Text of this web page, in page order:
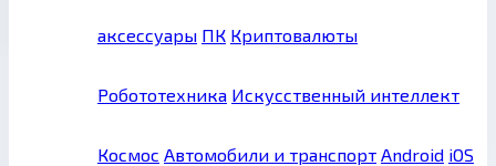
аксессуары ПК Криптовалюты
Робототехника Искусственный интеллект
Космос Автомобили и транспорт Android iOS